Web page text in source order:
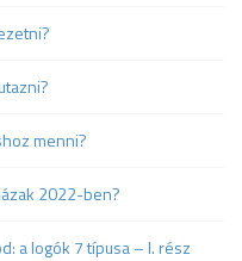
menni?
2022-ben?
a logók 7 típusa – I. rész